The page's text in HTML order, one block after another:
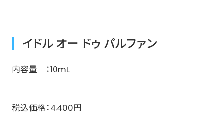
イドル オー ドゥ パルファン
内容量 ：10mL ​
税込価格：4,400円​